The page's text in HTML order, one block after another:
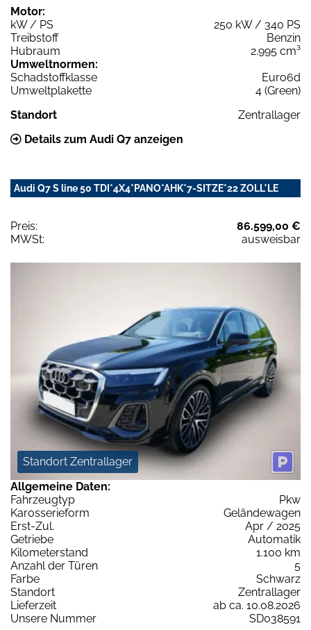
Motor:
kW / PS
250 kW / 340 PS
Treibstoff
Benzin
Hubraum
2.995 cm³
Umweltnormen:
Schadstoffklasse
Euro6d
Umweltplakette
4 (Green)
Standort
Zentrallager
Details zum Audi Q7 anzeigen
Audi Q7 S line 50 TDI*4X4*PANO*AHK*7-SITZE*22 ZOLL*LE
Preis:
86.599,00 €
MWSt:
ausweisbar
Standort Zentrallager
Allgemeine Daten:
Fahrzeugtyp
Pkw
Karosserieform
Geländewagen
Erst-Zul.
Apr / 2025
Getriebe
Automatik
Kilometerstand
1.100 km
Anzahl der Türen
5
Farbe
Schwarz
Standort
Zentrallager
Lieferzeit
ab ca. 10.08.2026
Unsere Nummer
SD038591